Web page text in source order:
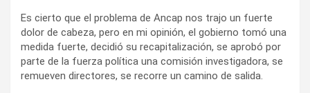
Es cierto que el problema de Ancap nos trajo un fuerte
dolor de cabeza, pero en mi opinión, el gobierno tomó una
medida fuerte, decidió su recapitalización, se aprobó por
parte de la fuerza política una comisión investigadora, se
remueven directores, se recorre un camino de salida.